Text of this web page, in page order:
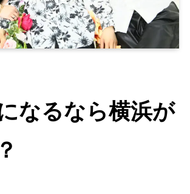
なるなら横浜が